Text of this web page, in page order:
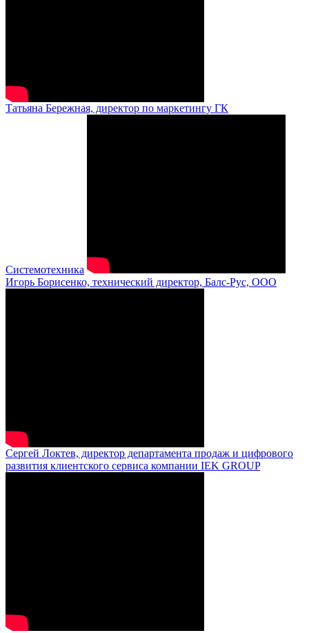
Татьяна Бережная, директор по маркетингу ГК
Системотехника
Игорь Борисенко, технический директор, Балс-Рус, ООО
Сергей Локтев, директор департамента продаж и цифрового
развития клиентского сервиса компании IEK GROUP